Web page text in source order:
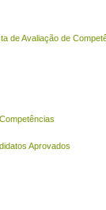
de Avaliação de
Aprovados